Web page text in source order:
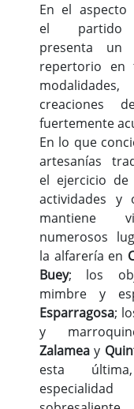
En el aspecto
el partido
presenta un
repertorio en
creaciones
fuertemente
En lo que
artesanías
el ejercicio de
actividades y
mantiene
numerosos
la alfarería en
Buey; los
mimbre y
Esparragosa;
y
Zalamea y
esta
especialidad